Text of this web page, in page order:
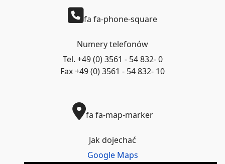
fa fa-phone-square
Numery telefonów
Tel. +49 (0) 3561 - 54 832- 0
Fax +49 (0) 3561 - 54 832- 10
fa fa-map-marker
Jak dojechać
Google Maps